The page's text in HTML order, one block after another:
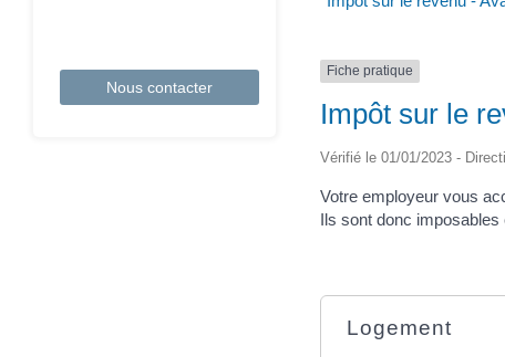
Nous contacter
Fiche pratique
Impôt sur le
Vérifié le 01/01/2023 -
Votre employeur vous
Ils sont donc
Logement